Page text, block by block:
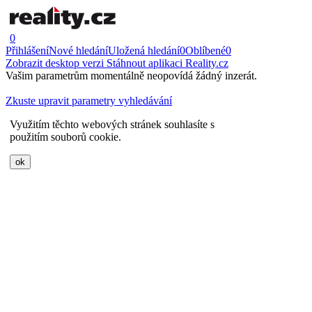
0
PřihlášeníNové hledáníUložená hledání0Oblíbené0
Zobrazit desktop verzi Stáhnout aplikaci Reality.cz
Vašim parametrům momentálně neopovídá žádný inzerát.
Zkuste upravit parametry vyhledávání
Využitím těchto webových stránek souhlasíte s
použitím souborů cookie.
ok